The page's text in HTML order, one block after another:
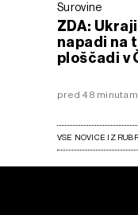
Surovine
ZDA:
napadi na
ploščadi v
pred 48
VSE NOVICE IZ